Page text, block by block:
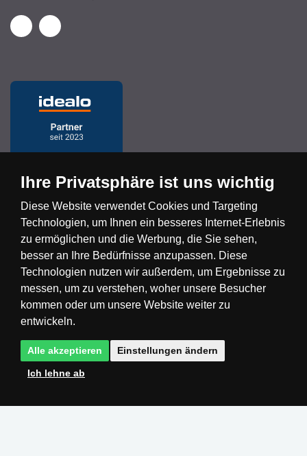
Česká republika Slovensko Deutschland
Magyarország Österreich België
Nederland
Ihre Privatsphäre ist uns wichtig
Diese Website verwendet Cookies und Targeting
Technologien, um Ihnen ein besseres Internet-Erlebnis
zu ermöglichen und die Werbung, die Sie sehen,
besser an Ihre Bedürfnisse anzupassen. Diese
Technologien nutzen wir außerdem, um Ergebnisse zu
messen, um zu verstehen, woher unsere Besucher
kommen oder um unsere Website weiter zu
entwickeln.
Alle akzeptieren Einstellungen ändern
Ich lehne ab